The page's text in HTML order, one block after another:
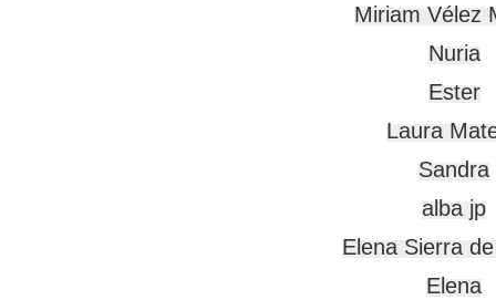
Miriam Vélez
Nuria
Ester
Laura
Sandra
alba jp
Elena Sierra
Elena